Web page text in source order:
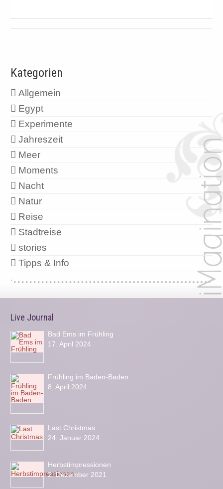
Kategorien
Allgemein
Egypt
Experimente
Jahreszeit
Meer
Moments
Nacht
Natur
Reise
Stadtreise
stories
Tipps & Info
Live Journal
Bad Ems im Frühling
17. April 2024
Frühling im Baden-Baden
8. April 2024
Last Christmas
24. Januar 2024
Herbstimpressionen
2. Dezember 2021